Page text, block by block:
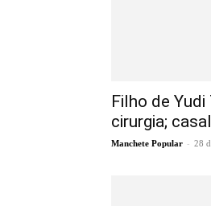
Filho de
cirurgia;
Manchete Popular - 28